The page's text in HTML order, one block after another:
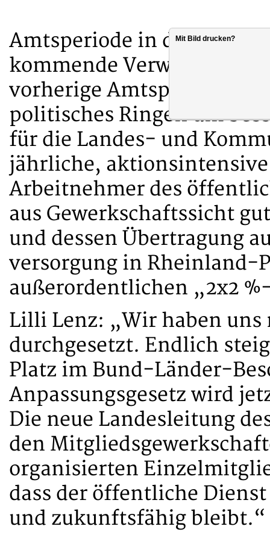
Amtsperiode in die von
kommende
vorherige Amtsperiode
politisches Ringen um
für die Landes- und
jährliche,
Arbeitnehmer des
aus Gewerkschaftssicht
und dessen Übertragung
versorgung in Rheinland-
außerordentlichen „2x2
Lilli Lenz: „Wir haben
durchgesetzt. Endlich
Platz im Bund-Länder-
Anpassungsgesetz wird
Die neue Landesleitung
den
organisierten
dass der öffentliche
und zukunftsfähig bleibt.“
Mit Bild drucken?